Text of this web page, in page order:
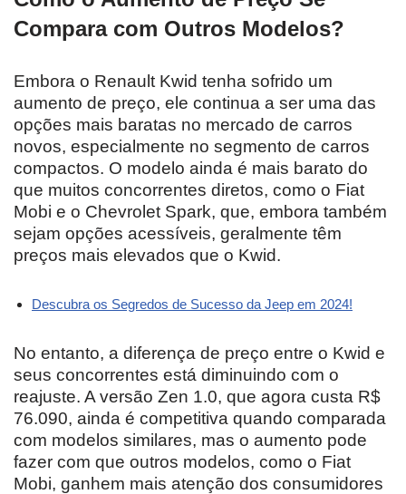
Compara com Outros Modelos?
Embora o Renault Kwid tenha sofrido um
aumento de preço, ele continua a ser uma das
opções mais baratas no mercado de carros
novos, especialmente no segmento de carros
compactos. O modelo ainda é mais barato do
que muitos concorrentes diretos, como o Fiat
Mobi e o Chevrolet Spark, que, embora também
sejam opções acessíveis, geralmente têm
preços mais elevados que o Kwid.
Descubra os Segredos de Sucesso da Jeep em 2024!
No entanto, a diferença de preço entre o Kwid e
seus concorrentes está diminuindo com o
reajuste. A versão Zen 1.0, que agora custa R$
76.090, ainda é competitiva quando comparada
com modelos similares, mas o aumento pode
fazer com que outros modelos, como o Fiat
Mobi, ganhem mais atenção dos consumidores